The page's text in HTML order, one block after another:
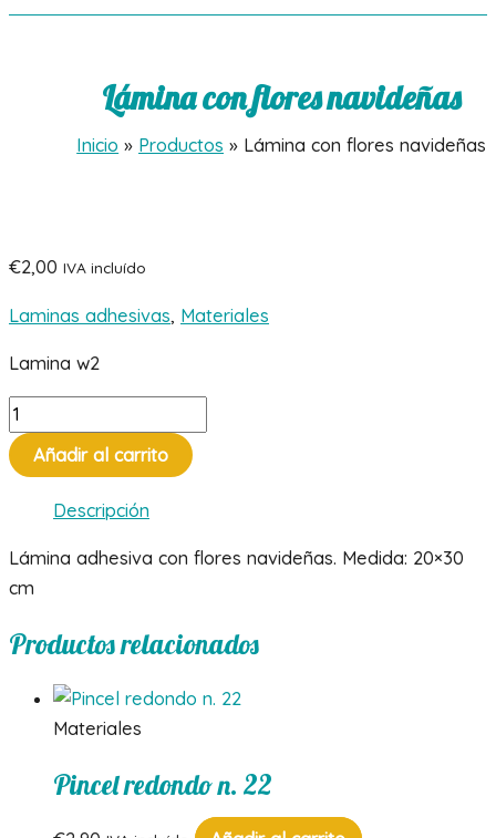
Lámina con flores navideñas
Inicio Productos Lámina con flores navideñas
€2,00 IVA incluído
Laminas adhesivas, Materiales
Lamina w2
Lámina
con
flores
navideñas
Añadir al carrito
Descripción
Lámina adhesiva con flores navideñas. Medida: 20×30
cm
Productos relacionados
Materiales
Pincel redondo n. 22